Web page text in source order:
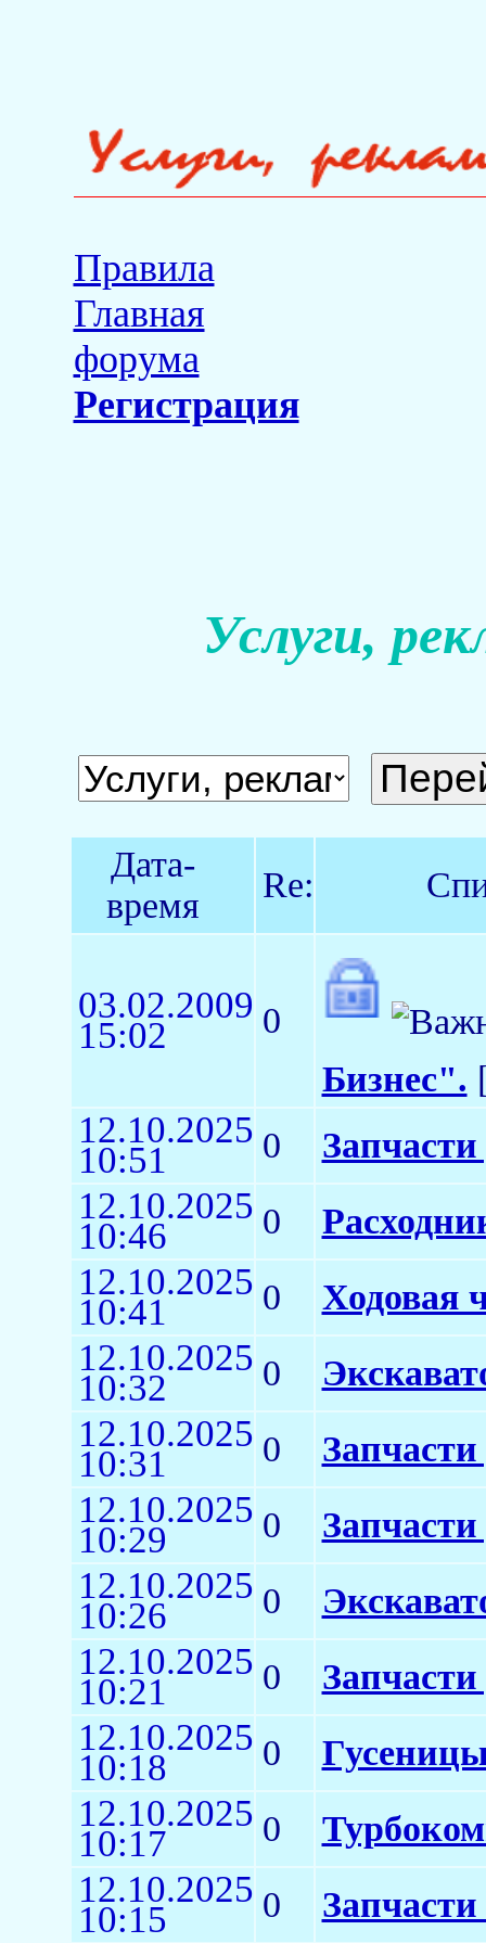
Правила
Главная
форума
Регистрация
Услуги,
Дата-
время
Re:
03.02.2009
15:02
0
Бизнес".
12.10.2025
10:51 0
12.10.2025
10:46 0
12.10.2025
10:41 0 Ходовая
12.10.2025
10:32 0
12.10.2025
10:31 0
12.10.2025
10:29 0
12.10.2025
10:26 0
12.10.2025
10:21 0 Запчасти
12.10.2025
10:18 0
12.10.2025
10:17 0
12.10.2025
10:15 0